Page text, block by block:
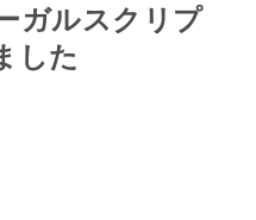
ガルスクリプ
した